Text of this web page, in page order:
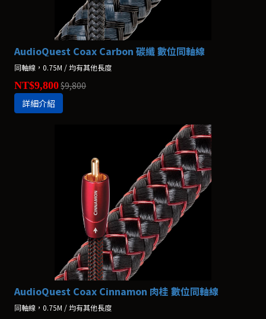
AudioQuest Coax Carbon 碳纖 數位同軸線
同軸線，0.75M / 均有其他長度
NT$9,800$9,800
詳細介紹
AudioQuest Coax Cinnamon 肉桂 數位同軸線
同軸線，0.75M / 均有其他長度